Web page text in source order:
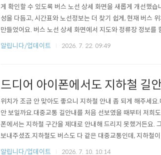
게 확인할 수 있도록 버스 노선 상세 화면을 새롭게 개선했
성을 다듬고, 시간표와 노선정보는 더 찾기 쉽게, 현재 버스
만들었어요. 버스 노선 상세 화면에서 지도와 정류장 정보
보를 자세히 볼 수 있고, 패널을 내리면 지도 위 노선 경로도
알립니다/업데이트 2026. 7. 22. 09:49
드디어 아이폰에서도 지하철 길
위치가 조금 안 맞아도 좋으니 지하철 안내 좀 되게 해주세요
안 보일까요.대중교통 길안내를 처음 선보였을 때부터 저희
폰에서는 지하철 구간을 제대로 안내해 드리지 못했거든요.
보내주셨죠.지하철도 버스도 다 같은 대중교통인데, 지하철
마나 답답하셨을까요. 이런 아쉬운 점에도 카카오맵을 믿고
알립니다/업데이트 2026. 7. 10. 10:14